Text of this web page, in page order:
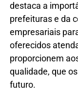
destaca a
prefeituras e da
empresariais
oferecidos
proporcionem
qualidade, que
futuro.